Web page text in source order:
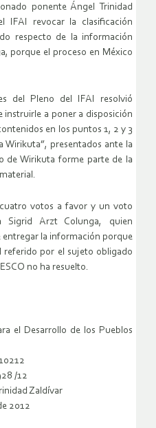
ponente Ángel Trinidad
IFAI revocar la clasificación
respecto de la información
porque el proceso en México
del Pleno del IFAI resolvió
instruirle a poner a disposición
en los puntos 1, 2 y 3
Wirikuta”, presentados ante la
de Wirikuta forme parte de la
votos a favor y un voto
Sigrid Arzt Colunga, quien
entregar la información porque
referido por el sujeto obligado
no ha resuelto.
el Desarrollo de los Pueblos
/12
Zaldívar
2012